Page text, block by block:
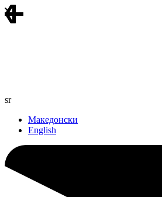
sr
Македонски
English